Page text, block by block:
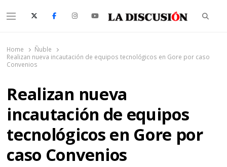
Menu
Home
Ñuble
Realizan nueva incautación de equipos tecnológicos en Gore por caso
Convenios
Realizan nueva
incautación de equipos
tecnológicos en Gore por
caso Convenios